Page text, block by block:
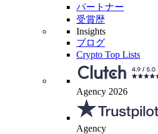
パートナー
受賞歴
Insights
ブログ
Crypto Top Lists
Agency 2026
Agency